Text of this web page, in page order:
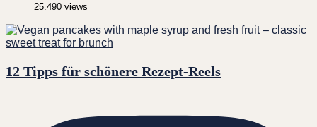
25.490 views
12 Tipps für schönere Rezept-Reels